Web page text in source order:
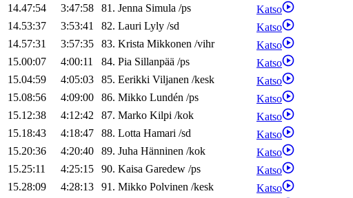
14.47:54
3:47:58 81. Jenna Simula /ps
Katso
14.53:37
3:53:41 82. Lauri Lyly /sd
Katso
14.57:31
3:57:35 83. Krista Mikkonen /vihr
Katso
15.00:07
4:00:11 84. Pia Sillanpää /ps
Katso
15.04:59
4:05:03 85. Eerikki Viljanen /kesk
Katso
15.08:56
4:09:00 86. Mikko Lundén /ps
Katso
15.12:38
4:12:42 87. Marko Kilpi /kok
Katso
15.18:43
4:18:47 88. Lotta Hamari /sd
Katso
15.20:36
4:20:40 89. Juha Hänninen /kok
Katso
15.25:11
4:25:15 90. Kaisa Garedew /ps
Katso
15.28:09
4:28:13 91. Mikko Polvinen /kesk
Katso